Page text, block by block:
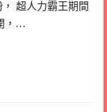
超人力霸王期間
，…